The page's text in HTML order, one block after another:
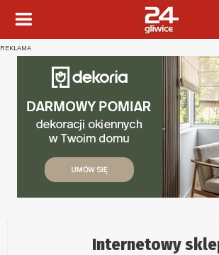
REKLAMA
Internetowy